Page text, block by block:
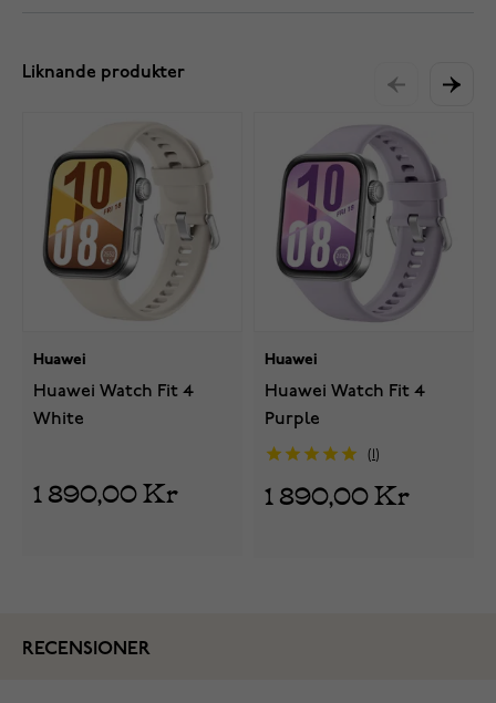
Liknande produkter
Huawei
Huawei Watch Fit 4
White
1 890,00 Kr
Huawei
Huawei Watch Fit 4
Purple
1 890,00 Kr
RECENSIONER